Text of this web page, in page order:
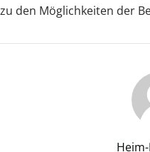
zu den Möglichkeiten der